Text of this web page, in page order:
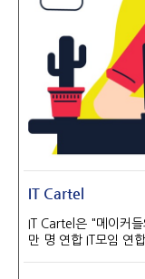
IT Cartel
IT Cartel은 "메이커
만 명 연합 IT모임 연